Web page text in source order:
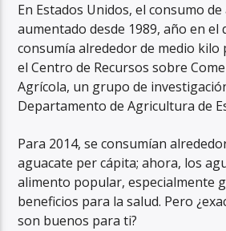
En Estados Unidos, el consumo
aumentado desde 1989, año en el
consumía alrededor de medio kilo
el Centro de Recursos sobre
Agrícola, un grupo de
Departamento de Agricultura de
Para 2014, se consumían
aguacate per cápita; ahora, los
alimento popular, especialmente
beneficios para la salud. Pero
son buenos para ti?